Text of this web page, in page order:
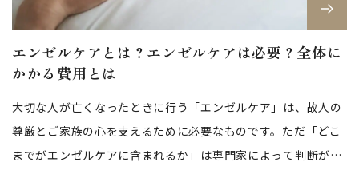
エンゼルケアとは？エンゼルケアは必要？全体に
かかる費用とは
大切な人が亡くなったときに行う「エンゼルケア」は、故人の
尊厳とご家族の心を支えるために必要なものです。ただ「どこ
までがエンゼルケアに含まれるか」は専門家によって判断が分